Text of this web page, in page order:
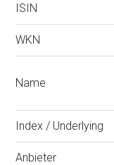
ISIN
WKN
Name
Index / Underlying
Anbieter